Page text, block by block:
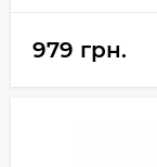
979 грн.